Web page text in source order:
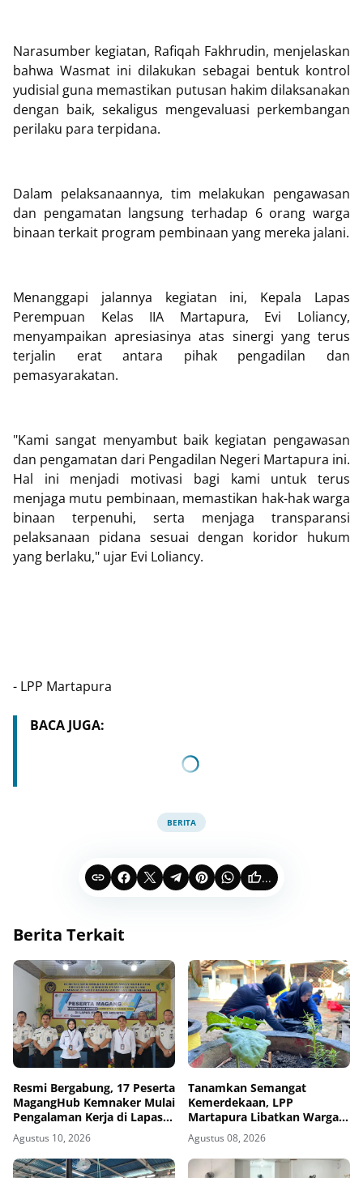
Narasumber kegiatan, Rafiqah Fakhrudin, menjelaskan
bahwa Wasmat ini dilakukan sebagai bentuk kontrol
yudisial guna memastikan putusan hakim dilaksanakan
dengan baik, sekaligus mengevaluasi perkembangan
perilaku para terpidana.
Dalam pelaksanaannya, tim melakukan pengawasan
dan pengamatan langsung terhadap 6 orang warga
binaan terkait program pembinaan yang mereka jalani.
Menanggapi jalannya kegiatan ini, Kepala Lapas
Perempuan Kelas IIA Martapura, Evi Loliancy,
menyampaikan apresiasinya atas sinergi yang terus
terjalin erat antara pihak pengadilan dan
pemasyarakatan.
"Kami sangat menyambut baik kegiatan pengawasan
dan pengamatan dari Pengadilan Negeri Martapura ini.
Hal ini menjadi motivasi bagi kami untuk terus
menjaga mutu pembinaan, memastikan hak-hak warga
binaan terpenuhi, serta menjaga transparansi
pelaksanaan pidana sesuai dengan koridor hukum
yang berlaku," ujar Evi Loliancy.
- LPP Martapura
BACA JUGA:
BERITA
...
Berita Terkait
Resmi Bergabung, 17 Peserta
MagangHub Kemnaker Mulai
Pengalaman Kerja di Lapas
Amuntai
Agustus 10, 2026
Tanamkan Semangat
Kemerdekaan, LPP
Martapura Libatkan Warga
Binaan dalam Gotong
Royong
Agustus 08, 2026